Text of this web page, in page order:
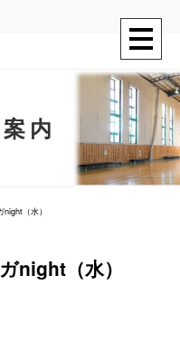
内
（水）
night（水）